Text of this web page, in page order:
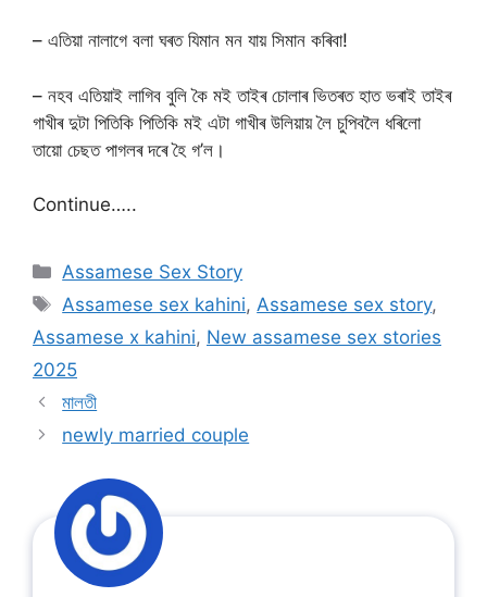
– এতিয়া নালাগে বলা ঘৰত যিমান মন যায় সিমান কৰিবা!
– নহব এতিয়াই লাগিব বুলি কৈ মই তাইৰ চোলাৰ ভিতৰত হাত ভৰাই তাইৰ
গাখীৰ দুটা পিতিকি পিতিকি মই এটা গাখীৰ উলিয়ায় লৈ চুপিবলৈ ধৰিলো
তায়ো চেছত পাগলৰ দৰে হৈ গ’ল।
Continue…..
Categories
Assamese Sex Story
Tags
Assamese sex kahini,Assamese sex story,
Assamese x kahini, New assamese sex stories
2025
মালতী
newly married couple